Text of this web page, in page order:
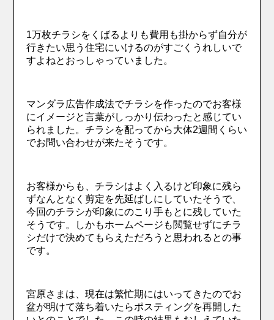
1万枚チラシをくばるよりも費用も掛からず自分が
行きたい思う住宅にいけるのがすごくうれしいで
すよねとおっしゃっていました。
マンダラ広告作成法でチラシを作ったのでお客様
にイメージと言葉がしっかり伝わったと感じてい
られました。チラシを配ってから大体2週間くらい
でお問い合わせが来たそうです。
お客様からも、チラシはよく入るけど印象に残ら
ずなんとなく剪定を先延ばしにしていたそうで、
今回のチラシが印象にのこり手もとに残していた
そうです。しかもホームページも閲覧せずにチラ
シだけで決めてもらえただろうと思われるとの事
です。
宮原さまは、現在は繁忙期にはいってきたのでお
盆が明けて落ち着いたらポスティングを再開した